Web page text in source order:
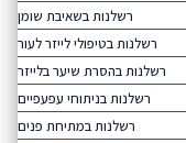
רשלנות בשאיבת שומן
רשלנות בטיפולי לייזר לעור
רשלנות בהסרת שיער בלייזר
רשלנות בניתוחי עפעפיים
רשלנות במתיחת פנים